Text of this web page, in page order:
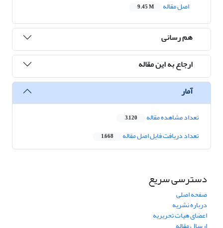
اصل مقاله
9.45 M
هم رسانی
ارجاع به این مقاله
آمار
تعداد مشاهده مقاله 3,120
تعداد دریافت فایل اصل مقاله 1,668
دسترسی سریع
صفحه اصلی
درباره نشریه
اعضای هیات تحریریه